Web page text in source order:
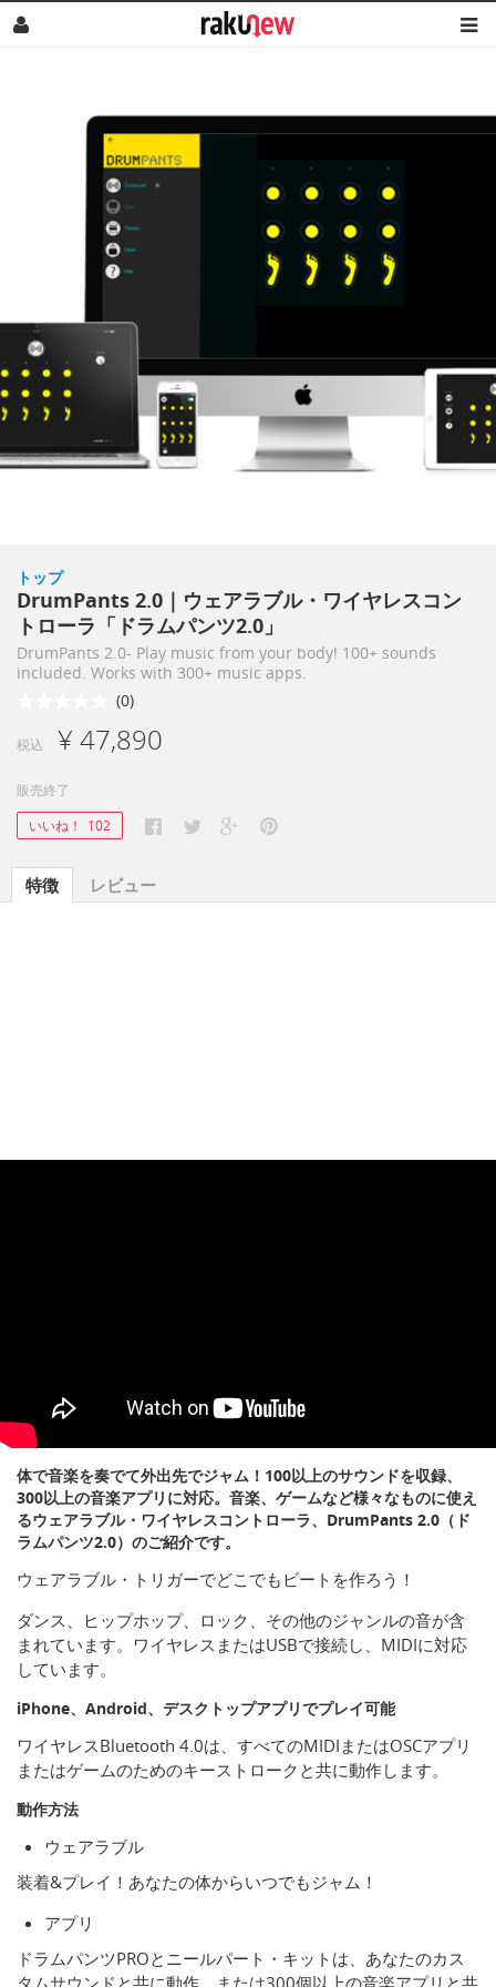
トップ
DrumPants 2.0｜ウェアラブル・ワイヤレスコン
トローラ「ドラムパンツ2.0」
DrumPants 2.0- Play music from your body! 100+ sounds
included. Works with 300+ music apps.
(0)
税込 ¥ 47,890
販売終了
いいね！
102
特徴 レビュー
体で音楽を奏でて外出先でジャム！100以上のサウンドを収録、
300以上の音楽アプリに対応。音楽、ゲームなど様々なものに使え
るウェアラブル・ワイヤレスコントローラ、DrumPants 2.0（ド
ラムパンツ2.0）のご紹介です。
ウェアラブル・トリガーでどこでもビートを作ろう！
ダンス、ヒップホップ、ロック、その他のジャンルの音が含
まれています。ワイヤレスまたはUSBで接続し、MIDIに対応
しています。
iPhone、Android、デスクトップアプリでプレイ可能
ワイヤレスBluetooth 4.0は、すべてのMIDIまたはOSCアプリ
またはゲームのためのキーストロークと共に動作します。
動作方法
ウェアラブル
装着&プレイ！あなたの体からいつでもジャム！
アプリ
ドラムパンツPROとニールパート・キットは、あなたのカス